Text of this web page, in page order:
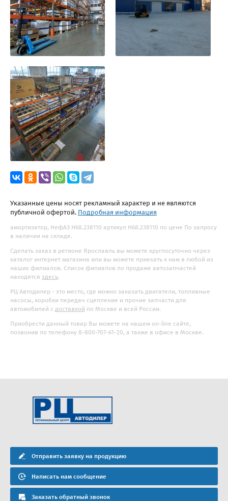
Указанные цены носят рекламный характер и не являются
публичной офертой. Подробная информация
амортизатор, НефАЗ H68.238110 артикул H68.238110 по цене По запросу
в наличии на складе.
Сделать заказ в регионе Ярославль вы можете круглосуточно через
каталог интернет магазина или вы можете приехать к нам в любой из
наших филиалов. Список филиалов по продаже автозапчастей
находятся здесь.
РЦ Автодилер - это место, где можно заказать двигатели, топливные
насосы, коробки передач сцепление и прочие запчасти для
автомобилей с доставкой по Москве и всей России.
Приобрести данный товар Вы можете на нашем on-line сайте,
позвонив по телефону 8-800-707-61-20, а также в офисе в Москве.
Отправить заявку на продукцию
Написать нам сообщение
Заказать обратный звонок